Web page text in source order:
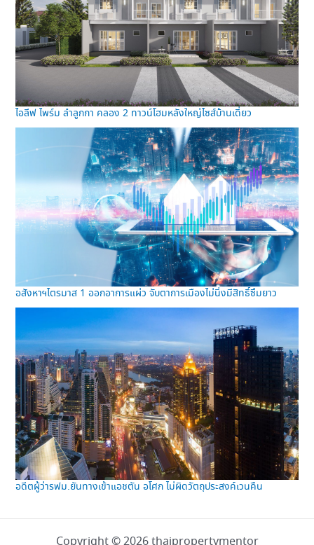
ไอลีฟ ไพร์ม ลำลูกกา คลอง 2 ทาวน์โฮมหลังใหญ่ไซส์บ้านเดี่ยว
อสังหาฯไตรมาส 1 ออกอาการแผ่ว จับตาการเมืองไม่นิ่งมีสิทธิ์ซึมยาว
อดีตผู้ว่ารฟม.ยันทางเข้าแอชตัน อโศก ไม่ผิดวัตถุประสงค์เวนคืน